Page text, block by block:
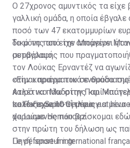
O 27χρονος αμυντικός τα είχε
γαλλική ομάδα, η οποία
ποσό των 47 εκατομμυρίων
δικό της από την Μπάγερν
συμβόλαιο.
Το μόνο που είχε απομείνει
μεταγραφής που
τον Λούκας Ερναντέζ να
στην καριέρα του σε ομάδα
Ατλέτικο Μαδρίτης και
κατέκτησε 10 τίτλους.
«Είμαι πραγματικά
καιρό να πάω στην Παρί και
πολύ ξεχωριστή μέρα για μένα
χαρούμενος που βρίσκομαι
στην πρώτη του δήλωση ως
Le Paris Saint-Germain est
de Lucas Hernández.
Le défenseur international
Πηγή: sport-fm.gr